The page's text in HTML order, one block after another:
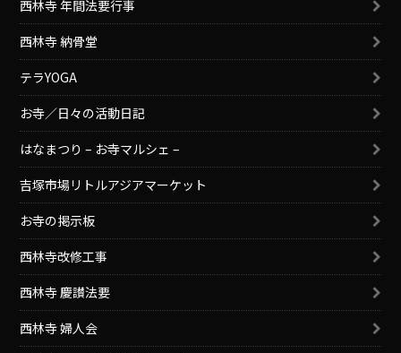
西林寺 年間法要行事
西林寺 納骨堂
テラYOGA
お寺／日々の活動日記
はなまつり – お寺マルシェ –
吉塚市場リトルアジアマーケット
お寺の掲示板
西林寺改修工事
西林寺 慶讃法要
西林寺 婦人会